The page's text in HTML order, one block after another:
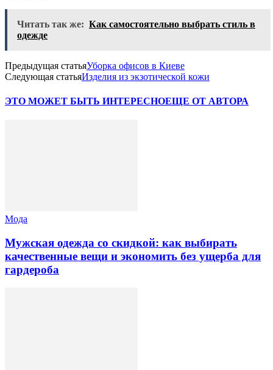
Читать так же: Как самостоятельно выбрать стиль в
одежде
Предыдущая статьяУборка офисов в Киеве
Следующая статьяИзделия из экзотической кожи
ЭТО МОЖЕТ БЫТЬ ИНТЕРЕСНОЕЩЕ ОТ АВТОРА
Мода
Мужская одежда со скидкой: как выбирать
качественные вещи и экономить без ущерба для
гардероба